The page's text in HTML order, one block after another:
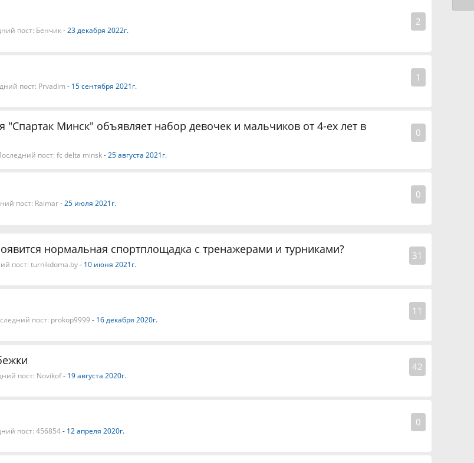
2
пост: Бенчик - 23 декабря 2022г.
1
пост: Prvadim - 15 сентября 2021г.
0
"Спартак Минск" объявляет набор девочек и мальчиков от 4-ех лет в
пост: fc delta minsk - 25 августа 2021г.
0
пост: Raimar - 25 июля 2021г.
31
нормальная спортплощадка с тренажерами и турниками?
пост: turnikdoma.by - 10 июня 2021г.
11
пост: prokop9999 - 16 декабря 2020г.
42
пост: Novikof - 19 августа 2020г.
0
пост: 456854 - 12 апреля 2020г.